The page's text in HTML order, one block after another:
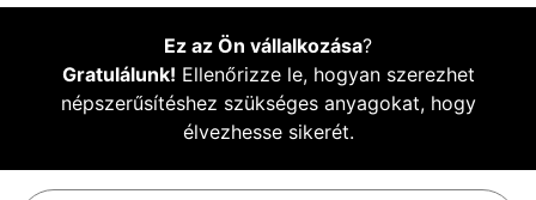
Ez az Ön vállalkozása?
Gratulálunk! Ellenőrizze le, hogyan szerezhet
népszerűsítéshez szükséges anyagokat, hogy
élvezhesse sikerét.